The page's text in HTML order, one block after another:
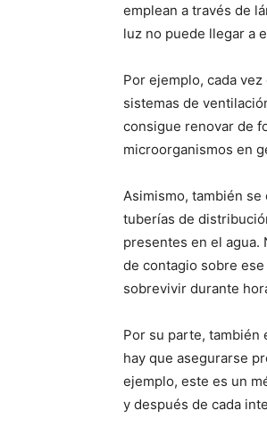
emplean a través de
luz no puede llegar a
Por ejemplo, cada
sistemas de
consigue renovar de
microorganismos en
Asimismo, también
tuberías de
presentes en el agua.
de contagio sobre
sobrevivir durante
Por su parte, también
hay que asegurarse
ejemplo, este es un
y después de cada